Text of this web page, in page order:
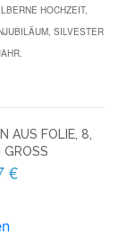
HOCHZEIT,
SILVESTER
AUS FOLIE, 8,
€